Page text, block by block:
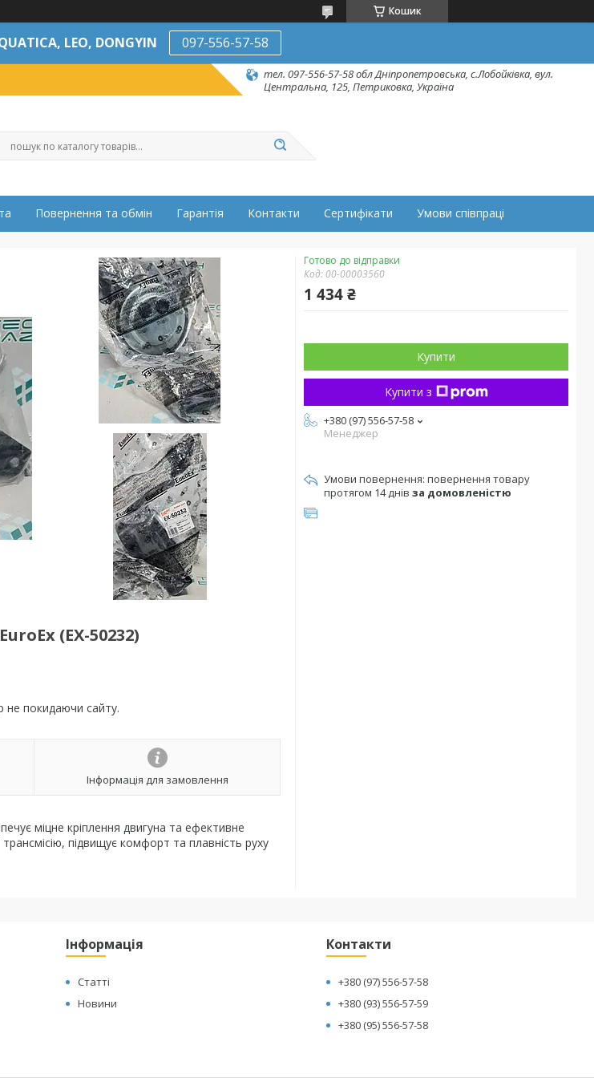
Кошик
LEO, DONGYIN 097-556-57-58
тел. 097-556-57-58 обл Дніпропетровська, с.Лобойківка, вул.
Центральна, 125, Петриковка, Україна
Повернення та обмін Гарантія Контакти Сертифікати Умови співпраці
(EX-50232)
не покидаючи сайту.
Інформація для замовлення
міцне кріплення двигуна та ефективне
підвищує комфорт та плавність руху
Готово до відправки
Код: 00-00003560
1 434 ₴
Купити
Купити з
+380 (97) 556-57-58
Менеджер
повернення товару
протягом 14 днів за домовленістю
Інформація
Статті
Новини
Контакти
+380 (97) 556-57-58
+380 (93) 556-57-59
+380 (95) 556-57-58